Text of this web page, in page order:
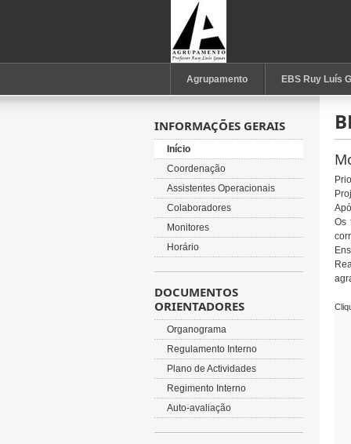
Agrupamento EBS Ruy Luís
P
Os
INFORMAÇÕES GERAIS
Início
Coordenação
Assistentes Operacionais
Colaboradores
Monitores
Horário
DOCUMENTOS
ORIENTADORES
Organograma
Regulamento Interno
Plano de Actividades
Regimento Interno
Auto-avaliação